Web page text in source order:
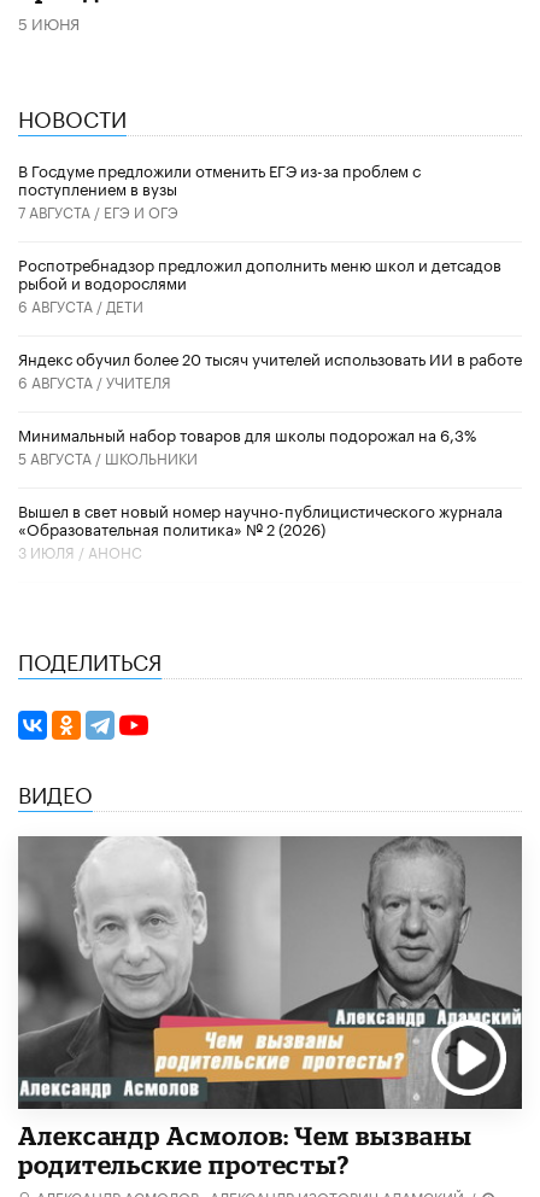
5 ИЮНЯ
НОВОСТИ
В Госдуме предложили отменить ЕГЭ из-за проблем с
поступлением в вузы
7 АВГУСТА / ЕГЭ И ОГЭ
Роспотребнадзор предложил дополнить меню школ и детсадов
рыбой и водорослями
6 АВГУСТА / ДЕТИ
​Яндекс обучил более 20 тысяч учителей использовать ИИ в работе
6 АВГУСТА /УЧИТЕЛЯ
Минимальный набор товаров для школы подорожал на 6,3%
5 АВГУСТА / ШКОЛЬНИКИ
Вышел в свет новый номер научно-публицистического журнала
«Образовательная политика» № 2 (2026)
3 ИЮЛЯ / АНОНС
ПОДЕЛИТЬСЯ
ВИДЕО
Александр Асмолов: Чем вызваны
родительские протесты?